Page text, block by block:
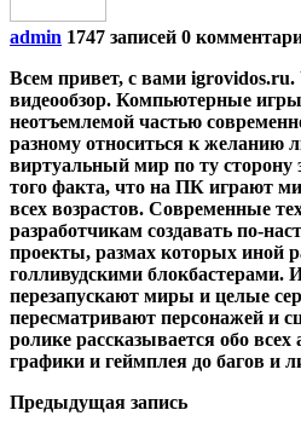
admin 1747 записей 0
Всем привет, с вами
видеообзор. Компьютерные
неотъемлемой частью
разному относиться к желанию
виртуальный мир по ту сторону
того факта, что на ПК играют
всех возрастов. Современные
разработчикам создавать по-
проекты, размах которых иной
голливудскими блокбастерами.
перезапускают миры и целые
пересматривают персонажей и
ролике рассказывается обо
графики и геймплея до багов и
Предыдущая запись